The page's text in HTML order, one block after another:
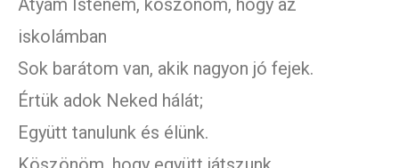
Atyám Istenem, köszönöm, hogy az
iskolámban
Sok barátom van, akik nagyon jó fejek.
Értük adok Neked hálát;
Együtt tanulunk és élünk.